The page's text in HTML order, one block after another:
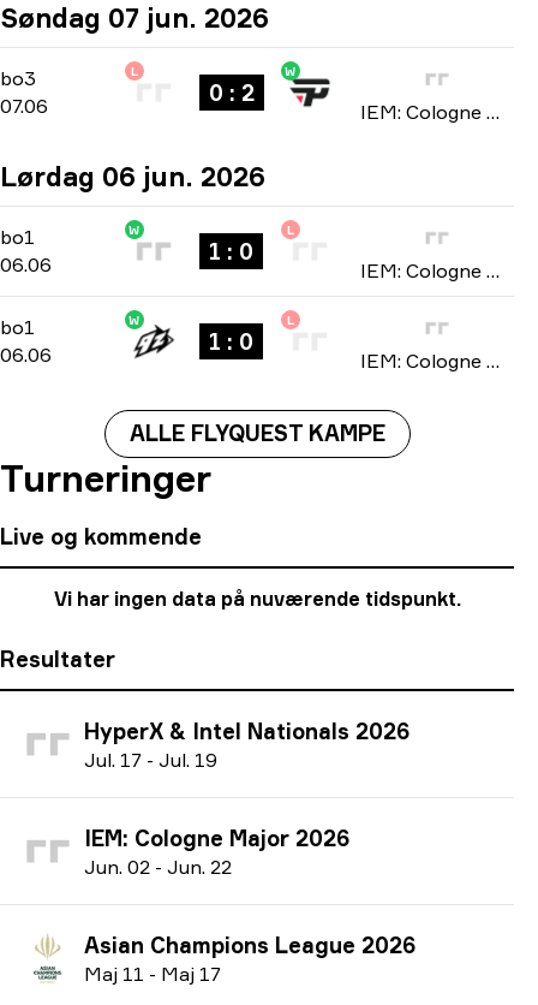
Søndag 07 jun. 2026
bo3
bo3
07.06
L
0 : 2
W
IEM: Cologne Major 2026
Lørdag 06 jun. 2026
bo1
bo1
06.06
W
1 : 0
L
IEM: Cologne Major 2026
bo1
bo1
06.06
W
1 : 0
L
IEM: Cologne Major 2026
ALLE FLYQUEST KAMPE
Turneringer
Live og kommende
Vi har ingen data på nuværende tidspunkt.
Resultater
HyperX & Intel Nationals 2026
Jul. 17 - Jul. 19
IEM: Cologne Major 2026
Jun. 02 - Jun. 22
Asian Champions League 2026
Maj 11 - Maj 17